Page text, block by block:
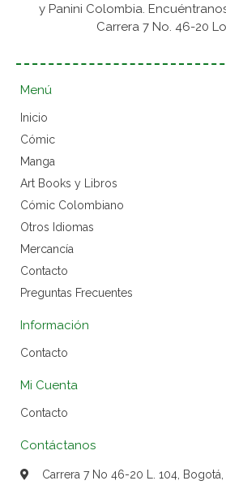
y Panini Colombia.
Carrera 7 No. 46-20
Menú
Inicio
Cómic
Manga
Art Books y Libros
Cómic Colombiano
Otros Idiomas
Mercancía
Contacto
Preguntas Frecuentes
Información
Contacto
Mi Cuenta
Contacto
Contáctanos
Carrera 7 No 46-20 L. 104,